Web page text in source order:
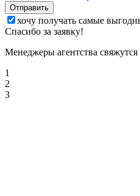
Отправить
хочу получать самые
Спасибо за заявку!
Менеджеры агентства
1
2
3